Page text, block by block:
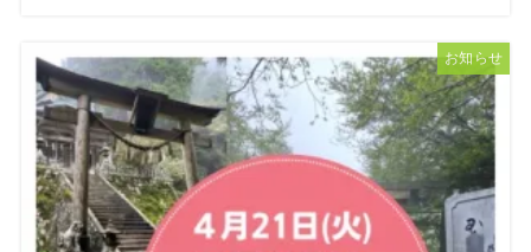
お知らせ